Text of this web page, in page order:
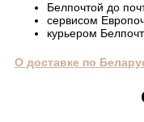
Белпочтой до
сервисом
курьером
О доставке по